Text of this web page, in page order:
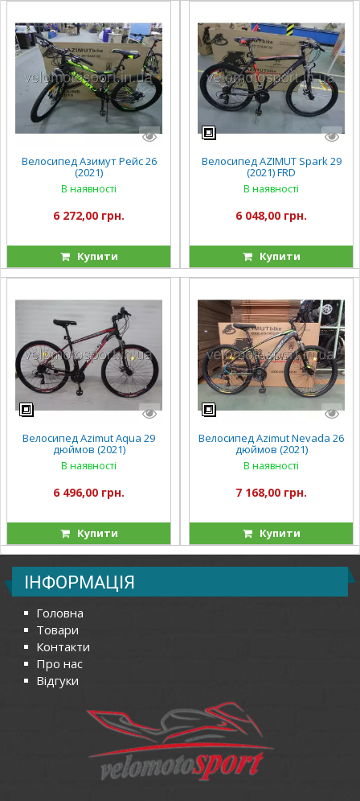
Велосипед Азимут Рейс 26
(2021)
В наявності
6 272,00 грн.
Купити
Велосипед AZIMUT Spark 29
(2021) FRD
В наявності
6 048,00 грн.
Купити
Велосипед Azimut Aqua 29
дюймов (2021)
В наявності
6 496,00 грн.
Купити
Велосипед Azimut Nevada 26
дюймов (2021)
В наявності
7 168,00 грн.
Купити
ІНФОРМАЦІЯ
Головна
Товари
Контакти
Про нас
Відгуки